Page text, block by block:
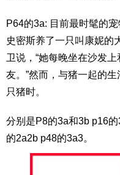
P64的3a: 目前最时髦的
史密斯养了一只叫康妮的
卫说，“她每晚坐在沙发
友。”然而，与猪一起的
只猪时。
分别是P8的3a和3b p16
的2a2b p48的3a3。